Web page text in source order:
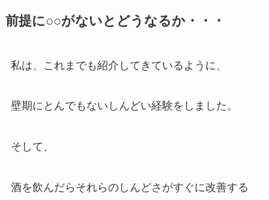
前提に○○がないとどうなるか・・・
私は、これまでも紹介してきているように、
壁期にとんでもないしんどい経験をしました。
そして、
酒を飲んだらそれらのしんどさがすぐに改善する